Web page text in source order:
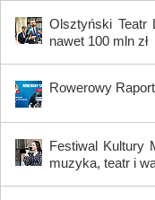
Olsztyński Teatr
nawet 100 mln zł
Rowerowy
Festiwal Kultury
muzyka, teatr i